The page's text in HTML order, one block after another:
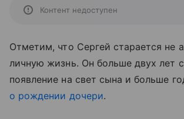
Контент недоступен
Отметим, что Сергей старается не
личную жизнь. Он больше двух лет
появление на свет сына и больше
о рождении дочери.